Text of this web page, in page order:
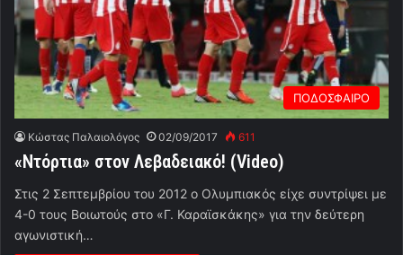
ΠΟΔΟΣΦΑΙΡΟ
Κώστας Παλαιολόγος 02/09/2017 611
«Ντόρτια» στον Λεβαδειακό! (Video)
Στις 2 Σεπτεμβρίου του 2012 ο Ολυμπιακός είχε συντρίψει με
4-0 τους Βοιωτούς στο «Γ. Καραϊσκάκης» για την δεύτερη
αγωνιστική…